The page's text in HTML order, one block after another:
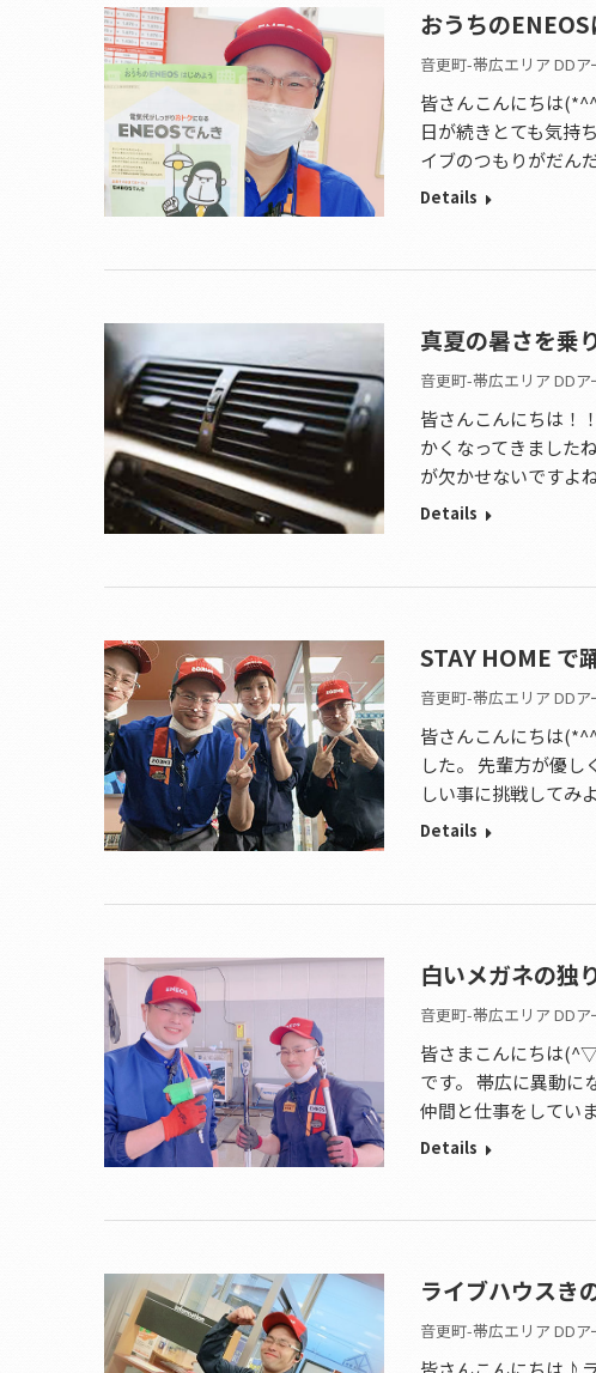
おうちの
音更町-帯広エリア DD
皆さんこんにちは
日が続きとても気持
イブのつもりがだん
Details
真夏の暑さを乗
音更町-帯広エリア DD
皆さんこんにちは！
かくなってきました
が欠かせないですよ
Details
STAY HOME で
音更町-帯広エリア DD
皆さんこんにちは
した。 先輩方が優
しい事に挑戦してみ
Details
白いメガネの独
音更町-帯広エリア DD
皆さまこんにちは
です。 帯広に異動に
仲間と仕事をしてい
Details
ライブハウスき
音更町-帯広エリア DD